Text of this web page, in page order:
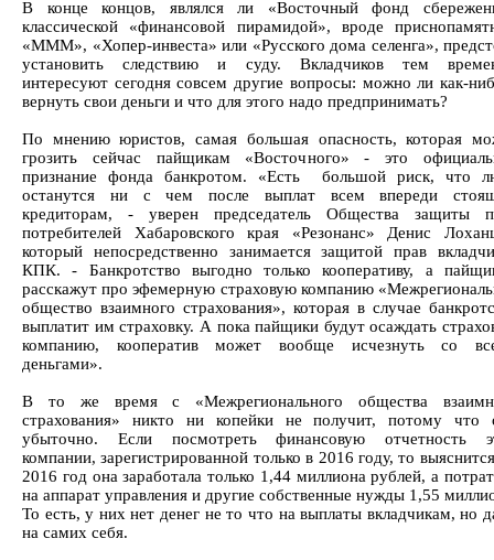
В конце концов, являлся ли «Восточный фонд
классической «финансовой пирамидой», вроде
«МММ», «Хопер-инвеста» или «Русского дома селенга»,
установить следствию и суду. Вкладчиков тем
интересуют сегодня совсем другие вопросы: можно ли как-
вернуть свои деньги и что для этого надо предпринимать?
По мнению юристов, самая большая опасность, которая
грозить сейчас пайщикам «Восточного» - это
признание фонда банкротом. «Есть большой риск, что
останутся ни с чем после выплат всем впереди
кредиторам, - уверен председатель Общества защиты
потребителей Хабаровского края «Резонанс» Денис
который непосредственно занимается защитой прав
КПК. - Банкротство выгодно только кооперативу, а
расскажут про эфемерную страховую компанию
общество взаимного страхования», которая в случае
выплатит им страховку. А пока пайщики будут осаждать
компанию, кооператив может вообще исчезнуть со
деньгами».
В то же время с «Межрегионального общества
страхования» никто ни копейки не получит, потому что
убыточно. Если посмотреть финансовую отчетность
компании, зарегистрированной только в 2016 году, то
2016 год она заработала только 1,44 миллиона рублей, а
на аппарат управления и другие собственные нужды 1,55
То есть, у них нет денег не то что на выплаты вкладчикам, но
на самих себя.